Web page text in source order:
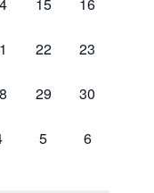
15 16
0 eventos,
22 0 eventos,
23
0 eventos,
29 0 eventos,
30
eventos,0 eventos,
5 0 eventos,
6